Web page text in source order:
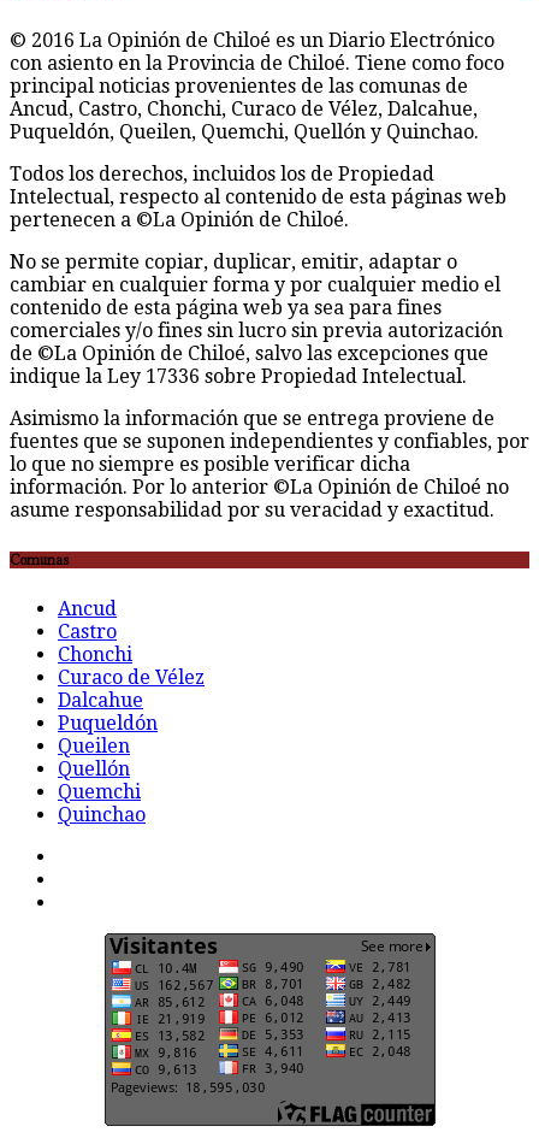
© 2016 La Opinión de Chiloé es un Diario Electrónico
con asiento en la Provincia de Chiloé. Tiene como foco
principal noticias provenientes de las comunas de
Ancud, Castro, Chonchi, Curaco de Vélez, Dalcahue,
Puqueldón, Queilen, Quemchi, Quellón y Quinchao.
Todos los derechos, incluidos los de Propiedad
Intelectual, respecto al contenido de esta páginas web
pertenecen a ©La Opinión de Chiloé.
No se permite copiar, duplicar, emitir, adaptar o
cambiar en cualquier forma y por cualquier medio el
contenido de esta página web ya sea para fines
comerciales y/o fines sin lucro sin previa autorización
de ©La Opinión de Chiloé, salvo las excepciones que
indique la Ley 17336 sobre Propiedad Intelectual.
Asimismo la información que se entrega proviene de
fuentes que se suponen independientes y confiables, por
lo que no siempre es posible verificar dicha
información. Por lo anterior ©La Opinión de Chiloé no
asume responsabilidad por su veracidad y exactitud.
Comunas
Ancud
Castro
Chonchi
Curaco de Vélez
Dalcahue
Puqueldón
Queilen
Quellón
Quemchi
Quinchao